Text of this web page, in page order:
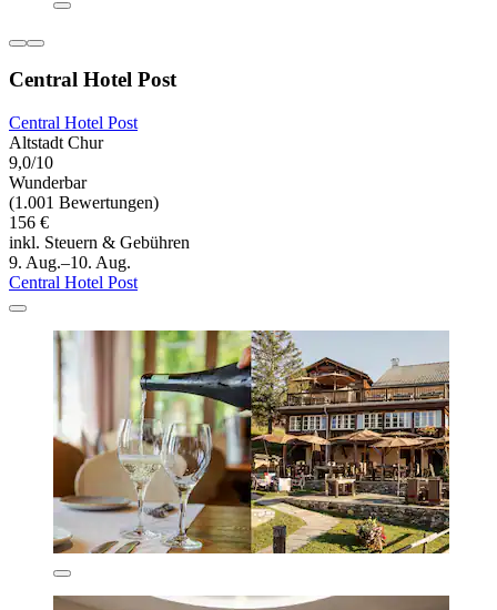
Central Hotel Post
Central Hotel Post
Altstadt Chur
9,0/10
Wunderbar
(1.001 Bewertungen)
156 €
inkl. Steuern & Gebühren
9. Aug.–10. Aug.
Central Hotel Post